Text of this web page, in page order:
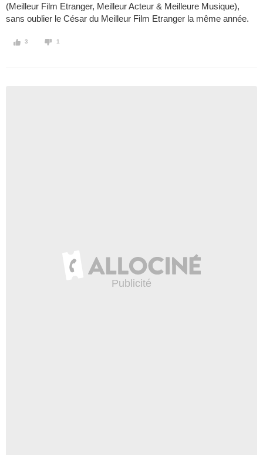
(Meilleur Film Etranger, Meilleur Acteur & Meilleure Musique),
sans oublier le César du Meilleur Film Etranger la même année.
3 1